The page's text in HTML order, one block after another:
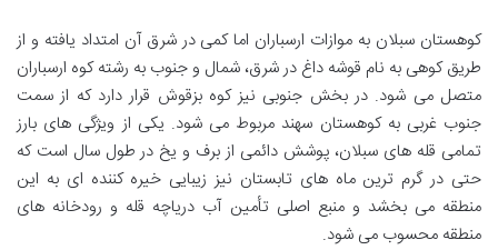
کوهستان سبلان به موازات ارسباران اما کمی در شرق آن امتداد یافته و از
طریق کوهی به نام قوشه داغ در شرق، شمال و جنوب به رشته کوه ارسباران
متصل می شود. در بخش جنوبی نیز کوه بزقوش قرار دارد که از سمت
جنوب غربی به کوهستان سهند مربوط می شود. یکی از ویژگی های بارز
تمامی قله های سبلان، پوشش دائمی از برف و یخ در طول سال است که
حتی در گرم ترین ماه های تابستان نیز زیبایی خیره کننده ای به این
منطقه می بخشد و منبع اصلی تأمین آب دریاچه قله و رودخانه های
منطقه محسوب می شود.